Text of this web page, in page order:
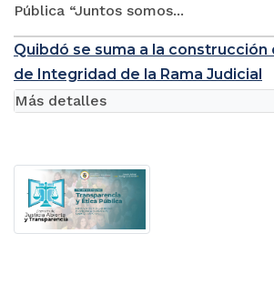
Pública “Juntos somos...
Quibdó se suma a la construcción
de Integridad de la Rama Judicial
Más detalles